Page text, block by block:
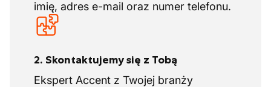
imię, adres e-mail oraz numer telefonu.
2. Skontaktujemy się z Tobą
Ekspert Accent z Twojej branży